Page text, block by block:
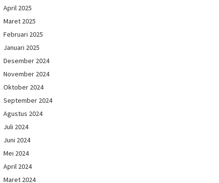
April 2025
Maret 2025
Februari 2025
Januari 2025
Desember 2024
November 2024
Oktober 2024
September 2024
Agustus 2024
Juli 2024
Juni 2024
Mei 2024
April 2024
Maret 2024